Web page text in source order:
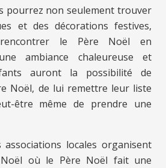
pourrez non seulement trouver
et des décorations festives,
le Père Noël en
ambiance chaleureuse et
auront la possibilité de
Noël, de lui remettre leur liste
être même de prendre une
locales organisent
Noël où le Père Noël fait une